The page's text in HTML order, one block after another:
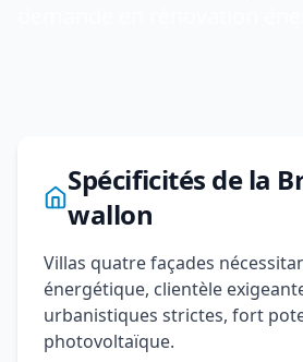
Spécificités de la
wallon
Villas quatre façades
énergétique, clientèle
urbanistiques strictes, fort
photovoltaïque.